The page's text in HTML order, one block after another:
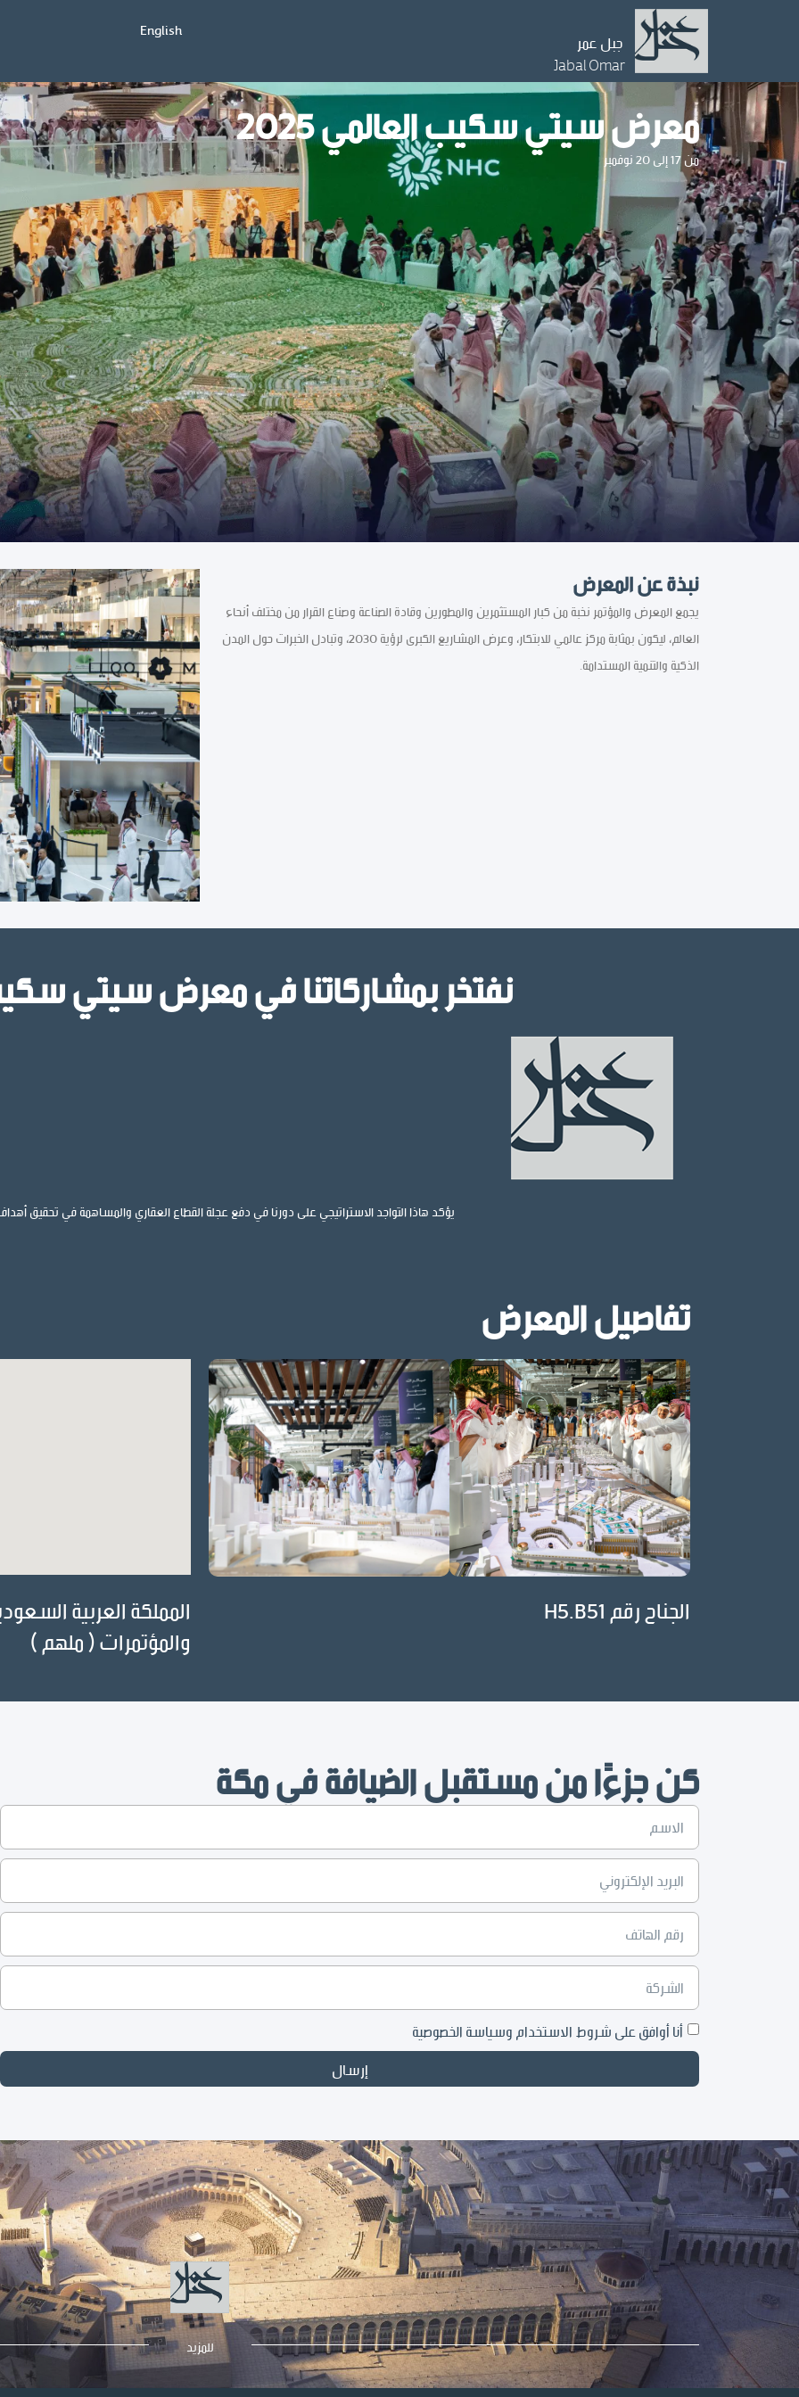
جبل عمر
Jabal Omar
English
معرض سيتي سكيب العالمي 2025
من 17 إلى 20 نوفمبر
نبذة عن المعرض
يجمع المعرض والمؤتمر نخبة من كبار المستثمرين والمطورين وقادة الصناعة وصناع القرار من مختلف أنحاء
العالم، ليكون بمثابة مركز عالمي للابتكار، وعرض المشاريع الكبرى لرؤية 2030، وتبادل الخبرات حول المدن
الذكية والتنمية المستدامة.
نفتخر بمشاركاتنا في معرض سيتي سكيب
يؤكد هاذا التواجد الاستراتيجي على دورنا في دفع عجلة القطاع العقاري والمساهمة في تحقيق أهداف
تفاصيل المعرض
الجناح رقم H5.B51
المملكة العربية
والمؤتمرات ( ملهم )
كن جزءًا من مستقبل الضيافة في مكة
أنا أوافق على شروط الاستخدام وسياسة الخصوصية
إرسال
للمزيد